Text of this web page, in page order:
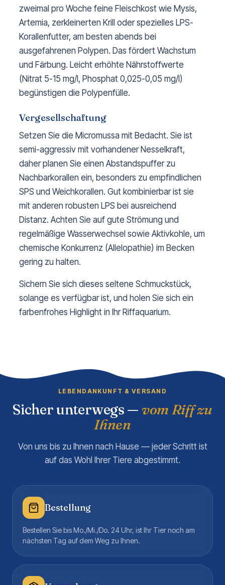
zweimal pro Woche feine Fleischkost wie Mysis,
Artemia, zerkleinerten Krill oder spezielles LPS-
Korallenfutter, am besten abends bei
ausgefahrenen Polypen. Das fördert Wachstum
und Färbung. Leicht erhöhte Nährstoffwerte
(Nitrat 5-15 mg/l, Phosphat 0,025-0,05 mg/l)
begünstigen die Polypenfülle.
Vergesellschaftung
Setzen Sie die Micromussa mit Bedacht. Sie ist
semi-aggressiv mit vorhandener Nesselkraft,
daher planen Sie einen Abstandspuffer zu
Nachbarkorallen ein, besonders zu empfindlichen
SPS und Weichkorallen. Gut kombinierbar ist sie
mit anderen robusten LPS bei ausreichend
Distanz. Achten Sie auf gute Strömung und
regelmäßige Wasserwechsel sowie Aktivkohle, um
chemische Konkurrenz (Allelopathie) im Becken
gering zu halten.
Sichern Sie sich dieses seltene Schmuckstück,
solange es verfügbar ist, und holen Sie sich ein
farbenfrohes Highlight in Ihr Riffaquarium.
LEBENDANKUNFT & VERSAND
Sicher unterwegs — vom Riff zu
Ihnen
Von uns bis zu Ihnen nach Hause — jeder Schritt ist
auf das Wohl Ihrer Tiere abgestimmt.
Bestellung
Bestellen Sie bis Mo./Mi./Do. 24 Uhr, ist Ihr Tier noch am
nächsten Tag auf dem Weg zu Ihnen.